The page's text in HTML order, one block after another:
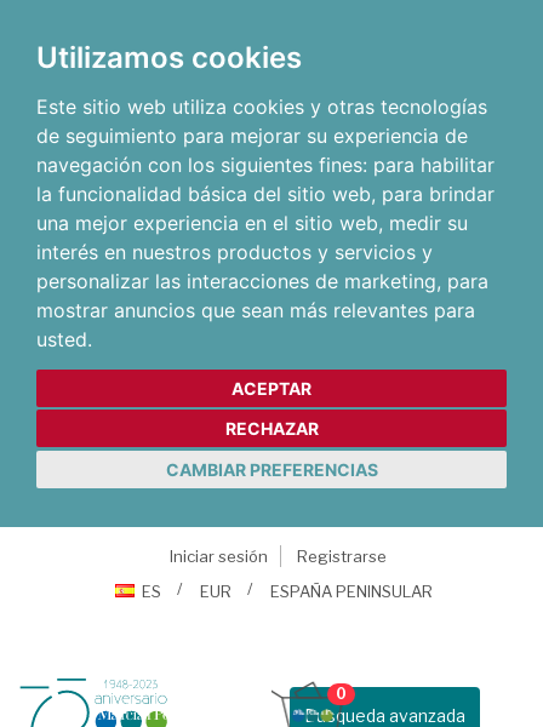
Utilizamos cookies
Este sitio web utiliza cookies y otras tecnologías
de seguimiento para mejorar su experiencia de
navegación con los siguientes fines: para habilitar
la funcionalidad básica del sitio web, para brindar
una mejor experiencia en el sitio web, medir su
interés en nuestros productos y servicios y
personalizar las interacciones de marketing, para
mostrar anuncios que sean más relevantes para
usted.
ACEPTAR
RECHAZAR
CAMBIAR PREFERENCIAS
Iniciar sesión
Registrarse
ES
EUR ESPAÑA PENINSULAR
Busqueda avanzada
0